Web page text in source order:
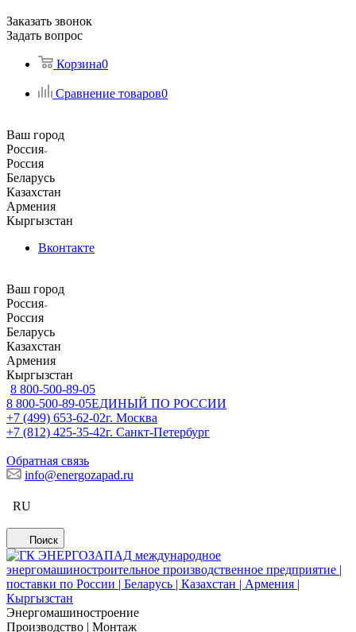
Заказать звонок
Задать вопрос
Корзина0
Сравнение товаров0
Ваш город
Россия
Россия
Беларусь
Казахстан
Армения
Кыргызстан
Вконтакте
Ваш город
Россия
Россия
Беларусь
Казахстан
Армения
Кыргызстан
8 800-500-89-05
8 800-500-89-05ЕДИНЫЙ ПО РОССИИ
+7 (499) 653-62-02г. Москва
+7 (812) 425-35-42г. Санкт-Петербург
Обратная связь
info@energozapad.ru
RU
Поиск
Энергомашиностроение
Производство | Монтаж